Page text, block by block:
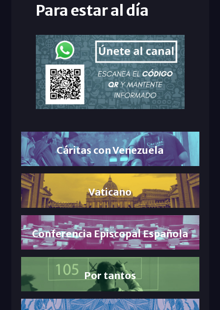
Para estar al día
Cáritas con Venezuela
Vaticano
Conferencia Episcopal Española
Por tantos